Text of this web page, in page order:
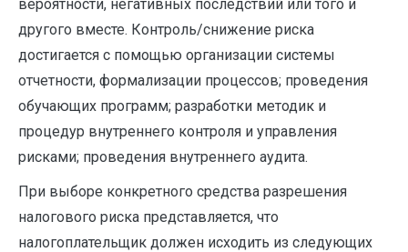
вероятности, негативных последствий или того и
другого вместе. Контроль/снижение риска
достигается с помощью организации системы
отчетности, формализации процессов; проведения
обучающих программ; разработки методик и
процедур внутреннего ­контроля и управления
рисками; проведения внутреннего аудита.
При выборе конкретного средства разрешения
налогового риска представляется, что
налогоплательщик должен исходить из следу­ющих